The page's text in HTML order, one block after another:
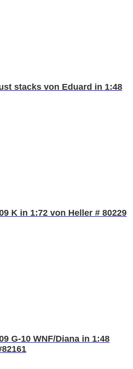
stacks von Eduard in 1:48
K in 1:72 von Heller # 80229
G-10 WNF/Diana in 1:48